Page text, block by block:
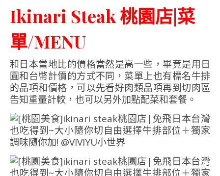
Ikinari Steak 桃園店|菜
單/MENU
和日本當地比的價格當然是高一些，畢竟是用日
圓和台幣計價的方式不同，菜單上也有標名牛排
的品項和價格，可以先看好肉類品項再到切肉區
告知重量計較，也可以另外加點配菜和套餐。